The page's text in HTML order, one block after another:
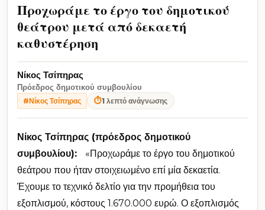
Προχωράμε το έργο του δημοτικού
θεάτρου μετά από δεκαετή
καθυστέρηση
Νίκος Τσίπηρας
Πρόεδρος δημοτικού συμβουλίου
#Νίκος Τσίπηρας ⏱1 λεπτό ανάγνωσης
Νίκος Τσίπηρας (πρόεδρος δημοτικού
συμβουλίου): «Προχωράμε το έργο του δημοτικού
θεάτρου που ήταν στοιχειωμένο επί μία δεκαετία.
Έχουμε το τεχνικό δελτίο για την προμήθεια του
εξοπλισμού, κόστους 1.670.000 ευρώ. Ο εξοπλισμός